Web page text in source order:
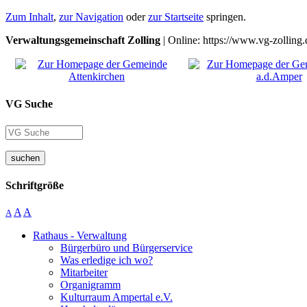
Zum Inhalt, zur Navigation oderzur Startseite springen.
Verwaltungsgemeinschaft Zolling | Online: https://www.vg-
VG Suche
suchen
Schriftgröße
A A A
Rathaus - Verwaltung
Bürgerbüro und Bürgerservice
Was erledige ich wo?
Mitarbeiter
Organigramm
Kulturraum Ampertal e.V.